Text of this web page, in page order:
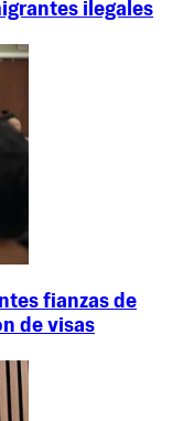
ilegales
fianzas de
de visas